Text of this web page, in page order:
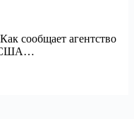
сообщает агентство
США…